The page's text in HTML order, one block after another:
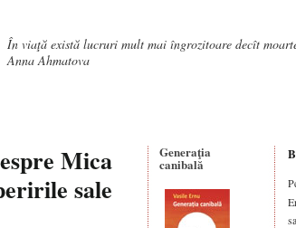
În viaţă există lucruri mult mai îngrozitoare decît
Anna Ahmatova
Mica
sale
Generaţia
canibală